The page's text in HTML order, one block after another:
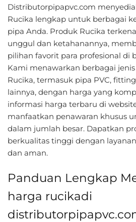
Distributorpipapvc.com
Rucika lengkap untuk berbagai
pipa Anda. Produk Rucika
unggul dan ketahanannya,
pilihan favorit para profesional di
Kami menawarkan berbagai
Rucika, termasuk pipa PVC,
lainnya, dengan harga yang
informasi harga terbaru di
manfaatkan penawaran khusus
dalam jumlah besar. Dapatkan
berkualitas tinggi dengan
dan aman.
Panduan Lengkap
harga rucikadi